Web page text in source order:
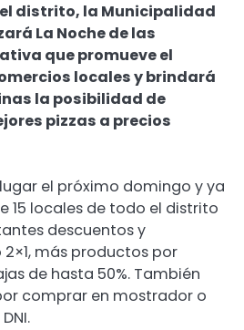
el distrito, la Municipalidad
La Noche de las
que promueve el
locales y brindará
la posibilidad de
pizzas a precios
el próximo domingo y ya
15 locales de todo el distrito
descuentos y
más productos por
de hasta 50%. También
comprar en mostrador o